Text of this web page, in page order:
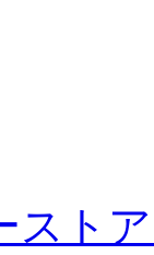
スト